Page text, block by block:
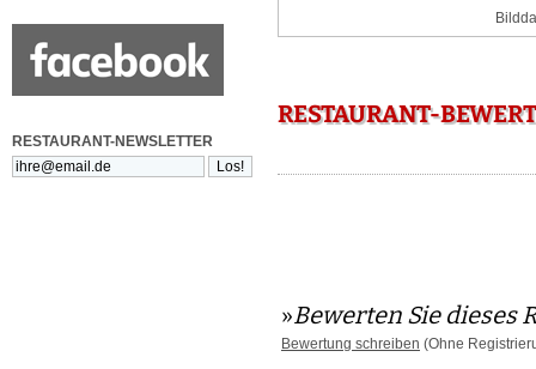
RESTAURANT-NEWSLETTER
RESTAURANT-
»Bewerten Sie dieses
Bewertung schreiben (Ohne